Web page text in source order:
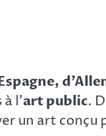
l’art public.
un art conçu